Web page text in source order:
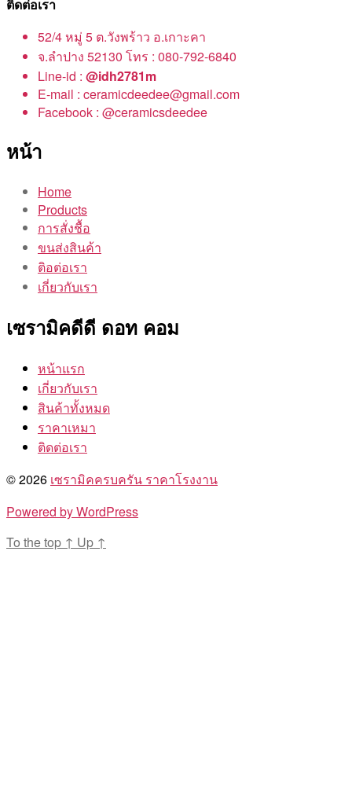
ติดต่อเรา
52/4 หมู่ 5 ต.วังพร้าว อ.เกาะคา
จ.ลำปาง 52130 โทร : 080-792-6840
Line-id : @idh2781m
E-mail : ceramicdeedee@gmail.com
Facebook : @ceramicsdeedee
หน้า
Home
Products
การสั่งชื้อ
ขนส่งสินค้า
ติอต่อเรา
เกี่ยวกับเรา
เซรามิคดีดี ดอท คอม
หน้าแรก
เกี่ยวกับเรา
สินค้าทั้งหมด
ราคาเหมา
ติดต่อเรา
© 2026 เซรามิคครบครัน ราคาโรงงาน
Powered by WordPress
To the top ↑ Up ↑